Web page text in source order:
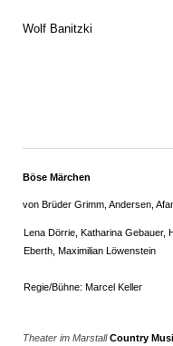
Wolf Banitzki
Böse Märchen
von Brüder Grimm, Andersen,
Lena Dörrie, Katharina Gebauer,
Eberth, Maximilian Löwenstein
Regie/Bühne: Marcel Keller
Theater im MarstallCountry